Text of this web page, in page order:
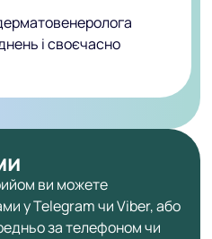
і своєчасно
ви можете
у Telegram чи Viber, або
за телефоном чи